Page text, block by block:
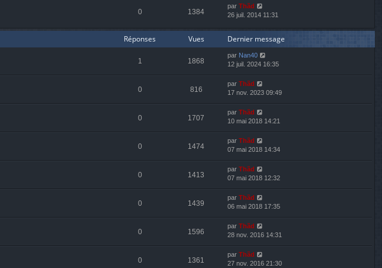
0 1384
par Thãd
26 juil. 2014 11:31
Réponses Vues Dernier message
1 1868
par Nan40
12 juil. 2024 16:35
0 816
par Thãd
17 nov. 2023 09:49
0 1707
par Thãd
10 mai 2018 14:21
0 1474
par Thãd
07 mai 2018 14:34
0 1413
par Thãd
07 mai 2018 12:32
0 1439
par Thãd
06 mai 2018 17:35
0 1596
par Thãd
28 nov. 2016 14:31
0 1361
par Thãd
27 nov. 2016 21:30